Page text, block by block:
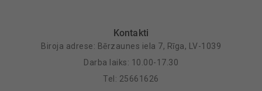
Kontakti
Biroja adrese: Bērzaunes iela 7, Rīga, LV-1039
Darba laiks: 10.00-17.30
Tel: 25661626